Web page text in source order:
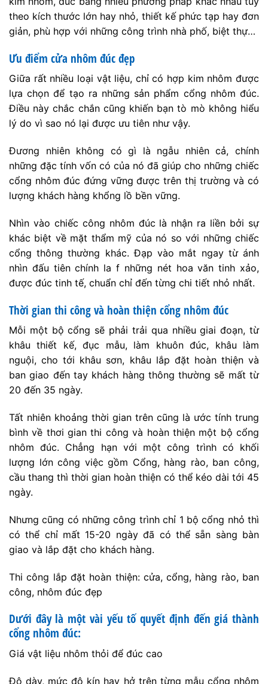
nhìn đấu tiên chính la f những nét hoa văn tinh xảo,
được đúc tinh tế, chuẩn chỉ đến từng chi tiết nhỏ nhất.
Thời gian thi công và hoàn thiện cổng nhôm đúc
Mỗi một bộ cổng sẽ phải trải qua nhiều giai đoạn, từ
khâu thiết kế, đục mẫu, làm khuôn đúc, khâu làm
nguội, cho tới khâu sơn, khâu lắp đặt hoàn thiện và
ban giao đến tay khách hàng thông thường sẽ mất từ
20 đến 35 ngày.
Tất nhiên khoảng thời gian trên cũng là ước tính trung
bình về thơi gian thi công và hoàn thiện một bộ cổng
nhôm đúc. Chẳng hạn với một công trình có khối
lượng lớn công việc gồm Cổng, hàng rào, ban công,
cầu thang thì thời gian hoàn thiện có thể kéo dài tới 45
ngày.
Nhưng cũng có những công trình chỉ 1 bộ cổng nhỏ thì
có thể chỉ mất 15-20 ngày đã có thể sẵn sàng bàn
giao và lắp đặt cho khách hàng.
Thi công lắp đặt hoàn thiện: cửa, cổng, hàng rào, ban
công, nhôm đúc đẹp
Dưới đây là một vài yếu tố quyết định đến giá thành
cổng nhôm đúc:
Giá vật liệu nhôm thỏi để đúc cao
Độ dày, mức độ kín hay hở trên từng mẫu cổng nhôm
đúc đẹp
Chi phí thiết kế và đục mẫu để làm cửa nhôm đúc
Chi phí nhân công trực tiếp (Đúc, làm nguội, sơn, đi
Điều đó có nghĩa, để giảm giá thành, hạ giá bán thì
buộc các đơn vị phải lựa chọn nguồn nguyên liệu kém
sử dụng nhân công kinh nghiệm không cao. Và kết quả
là sau 1 thời gian ngắn sử dụng, sản phẩm bắt đầu xuất
đủ bề dày cần thiết …
Lan can nhôm đúc là gì ?
Lan can nhôm đúc là loại lan can được được đúc đặc